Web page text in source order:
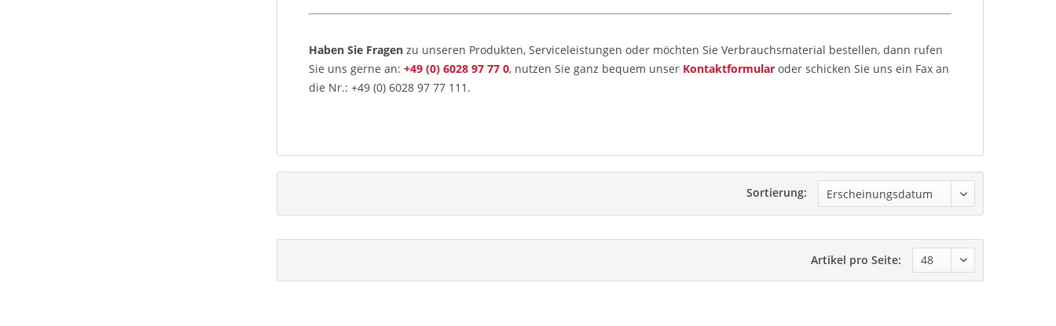
Haben Sie Fragen zu unseren Produkten, Serviceleistungen oder möchten Sie Verbrauchsmaterial bestellen, dann rufen
Sie uns gerne an: +49 (0) 6028 97 77 0, nutzen Sie ganz bequem unser Kontaktformular oder schicken Sie uns ein Fax an
die Nr.: +49 (0) 6028 97 77 111.
Sortierung:
Artikel pro Seite: